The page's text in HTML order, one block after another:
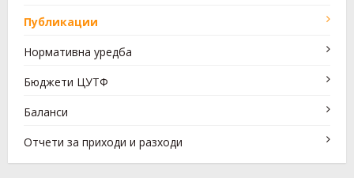
Публикации
Нормативна уредба
Бюджети ЦУТФ
Баланси
Отчети за приходи и разходи